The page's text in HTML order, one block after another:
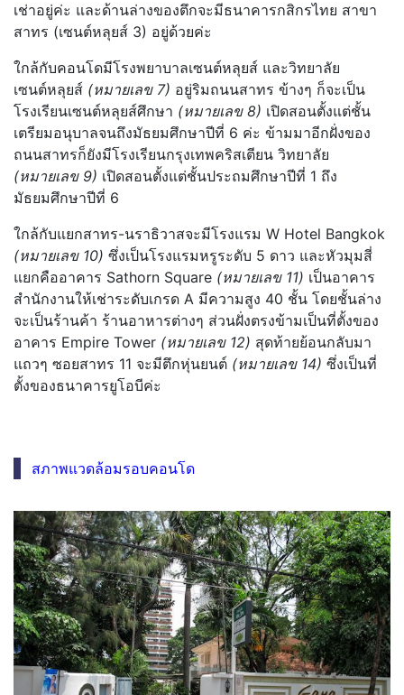
เช่าอยู่ค่ะ และด้านล่างของตึกจะมีธนาคารกสิกรไทย สาขา
สาทร (เซนต์หลุยส์ 3) อยู่ด้วยค่ะ
ใกล้กับคอนโดมีโรงพยาบาลเซนต์หลุยส์ และวิทยาลัย
เซนต์หลุยส์ (หมายเลข 7) อยู่ริมถนนสาทร ข้างๆ ก็จะเป็น
โรงเรียนเซนต์หลุยส์ศึกษา (หมายเลข 8) เปิดสอนตั้งแต่ชั้น
เตรียมอนุบาลจนถึงมัธยมศึกษาปีที่ 6 ค่ะ ข้ามมาอีกฝั่งของ
ถนนสาทรก็ยังมีโรงเรียนกรุงเทพคริสเตียน วิทยาลัย
(หมายเลข 9) เปิดสอนตั้งแต่ชั้นประถมศึกษาปีที่ 1 ถึง
มัธยมศึกษาปีที่ 6
ใกล้กับแยกสาทร-นราธิวาสจะมีโรงแรม W Hotel Bangkok
(หมายเลข 10) ซึ่งเป็นโรงแรมหรูระดับ 5 ดาว และหัวมุมสี่
แยกคืออาคาร Sathorn Square (หมายเลข 11) เป็นอาคาร
สำนักงานให้เช่าระดับเกรด A มีความสูง 40 ชั้น โดยชั้นล่าง
จะเป็นร้านค้า ร้านอาหารต่างๆ ส่วนฝั่งตรงข้ามเป็นที่ตั้งของ
อาคาร Empire Tower (หมายเลข 12) สุดท้ายย้อนกลับมา
แถวๆ ซอยสาทร 11 จะมีตึกหุ่นยนต์ (หมายเลข 14) ซึ่งเป็นที่
ตั้งของธนาคารยูโอบีค่ะ
สภาพแวดล้อมรอบคอนโด